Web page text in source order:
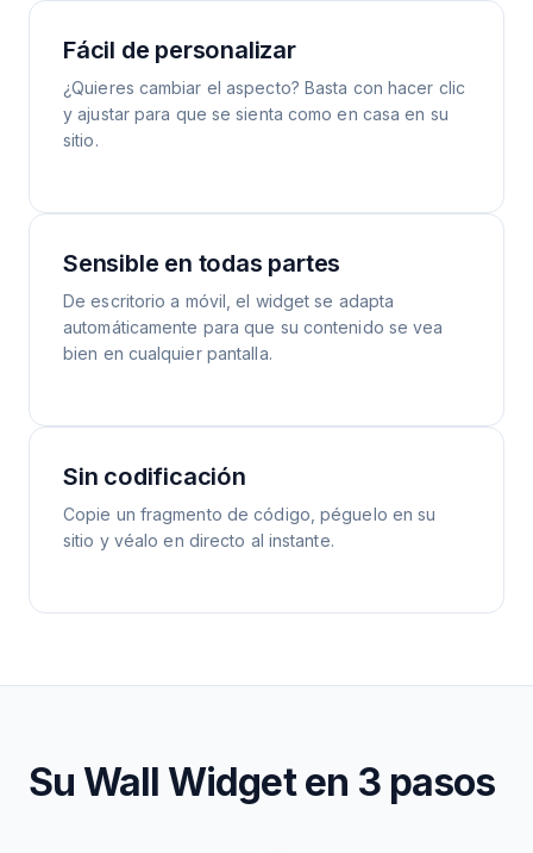
Fácil de personalizar
¿Quieres cambiar el aspecto? Basta con hacer clic
y ajustar para que se sienta como en casa en su
sitio.
Sensible en todas partes
De escritorio a móvil, el widget se adapta
automáticamente para que su contenido se vea
bien en cualquier pantalla.
Sin codificación
Copie un fragmento de código, péguelo en su
sitio y véalo en directo al instante.
Su Wall Widget en 3 pasos